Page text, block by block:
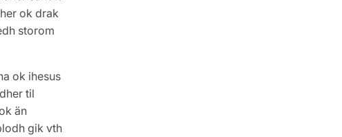
ok drak
storom
ok ihesus
til
än
gik vth